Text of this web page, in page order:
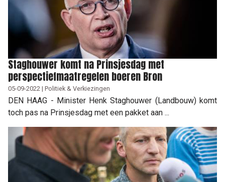
Staghouwer komt na Prinsjesdag met
perspectiefmaatregelen boeren Bron
05-09-2022 | Politiek & Verkiezingen
DEN HAAG - Minister Henk Staghouwer (Landbouw) komt
toch pas na Prinsjesdag met een pakket aan ...